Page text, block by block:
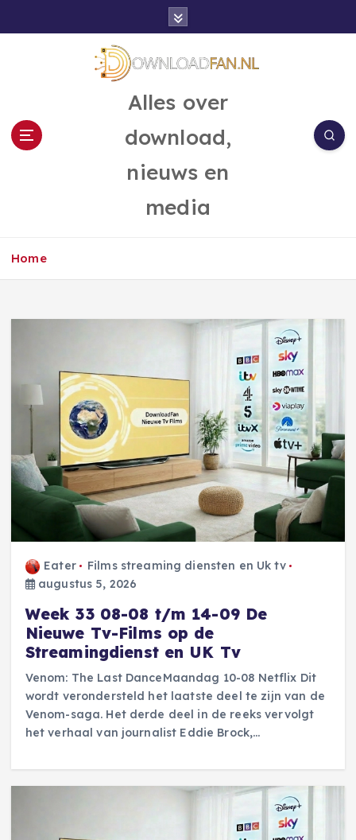
Alles over
download,
nieuws en
media
Home
Eater
Films streaming diensten en Uk tv
augustus 5, 2026
Week 33 08-08 t/m 14-09 De
Nieuwe Tv-Films op de
Streamingdienst en UK Tv
Venom: The Last DanceMaandag 10-08 Netflix Dit
wordt verondersteld het laatste deel te zijn van de
Venom-saga. Het derde deel in de reeks vervolgt
het verhaal van journalist Eddie Brock,…